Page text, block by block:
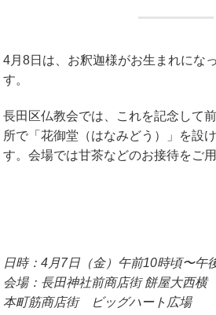
4月8日は、お釈迦様がお生まれにな
す。
長田区仏教会では、これを記念して
所で「花御堂（はなみどう）」を設
す。会場では甘茶などのお接待をご
日時：4月7日（金）午前10時頃〜午
会場：長田神社前商店街 餅屋大西横
本町筋商店街 ビッグハート広場